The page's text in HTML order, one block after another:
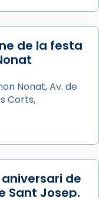
apostòlica
i als
Barcelona.
cardenal Joan
i l’ha
Barcelona,
de la festa
Nonat, Av. de
Corts,
de
Sant Josep.